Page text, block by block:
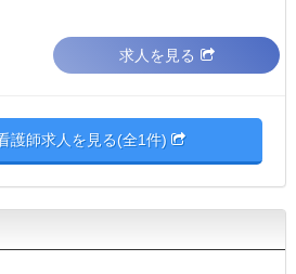
求人を見る
護師求人を見る(全1件)